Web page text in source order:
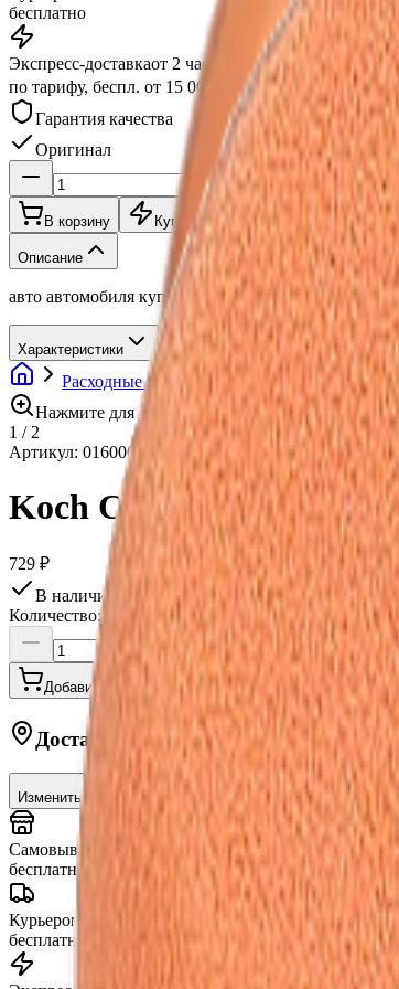
бесплатно
Экспресс-доставкаот 2 часов
по тарифу, беспл. от 15 000 ₽
Гарантия качества
Оригинал
В корзину Купить в 1 клик
Описание
авто автомобиля купить заказать интернет
Характеристики
Расходные материалы Полировальные
Нажмите для увеличения
1 /2
Артикул: 016006 Бренд: Koch Chemie
Koch Chemie
729 ₽
В наличии в шоу-руме
Количество:
Добавить в корзину Купить в 1 клик
Доставка вМоскву
Изменить
Самовывоз (шоу-рум)
сегодня
бесплатно
Курьером по Москве
от 3 часов
бесплатно